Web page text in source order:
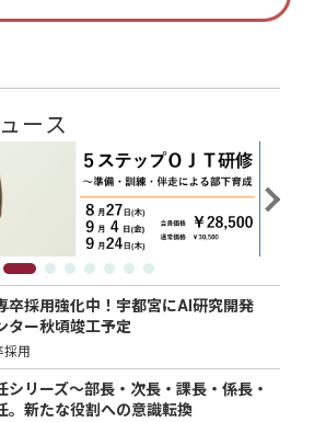
ース
卒採用強化中！宇都宮にAI研究開発
ター秋頃竣工予定
採用
シリーズ～部長・次長・課長・係長・
。新たな役割への意識転換